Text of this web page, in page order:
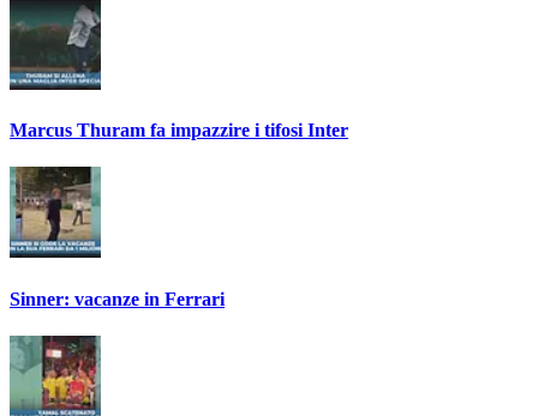
Marcus Thuram fa impazzire i tifosi Inter
Sinner: vacanze in Ferrari